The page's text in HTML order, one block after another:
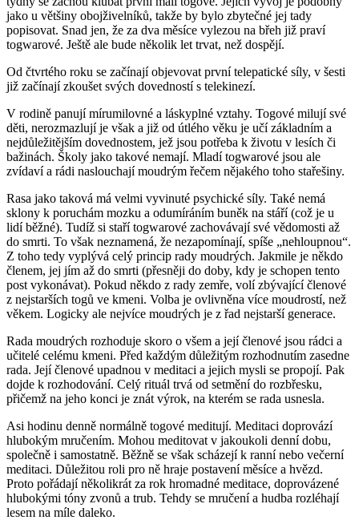
jako u většiny obojživelníků, takže by bylo zbytečné jej tady
popisovat. Snad jen, že za dva měsíce vylezou na břeh již praví
togwarové. Ještě ale bude několik let trvat, než dospějí.
Od čtvrtého roku se začínají objevovat první telepatické síly, v šesti
již začínají zkoušet svých dovedností s telekinezí.
V rodině panují mírumilovné a láskyplné vztahy. Togové milují své
děti, nerozmazlují je však a již od útlého věku je učí základním a
nejdůležitějším dovednostem, jež jsou potřeba k životu v lesích či
bažinách. Školy jako takové nemají. Mladí togwarové jsou ale
zvídaví a rádi naslouchají moudrým řečem nějakého toho stařešiny.
Rasa jako taková má velmi vyvinuté psychické síly. Také nemá
sklony k poruchám mozku a odumíráním buněk na stáří (což je u
lidí běžné). Tudíž si staří togwarové zachovávají své vědomosti až
do smrti. To však neznamená, že nezapomínají, spíše „nehloupnou“.
Z toho tedy vyplývá celý princip rady moudrých. Jakmile je někdo
členem, jej jím až do smrti (přesněji do doby, kdy je schopen tento
post vykonávat). Pokud někdo z rady zemře, volí zbývající členové
z nejstarších togů ve kmeni. Volba je ovlivněna více moudrostí, než
věkem. Logicky ale nejvíce moudrých je z řad nejstarší generace.
Rada moudrých rozhoduje skoro o všem a její členové jsou rádci a
učitelé celému kmeni. Před každým důležitým rozhodnutím zasedne
rada. Její členové upadnou v meditaci a jejich mysli se propojí. Pak
dojde k rozhodování. Celý rituál trvá od setmění do rozbřesku,
přičemž na jeho konci je znát výrok, na kterém se rada usnesla.
Asi hodinu denně normálně togové meditují. Meditaci doprovází
hlubokým mručením. Mohou meditovat v jakoukoli denní dobu,
společně i samostatně. Běžně se však scházejí k ranní nebo večerní
meditaci. Důležitou roli pro ně hraje postavení měsíce a hvězd.
Proto pořádají několikrát za rok hromadné meditace, doprovázené
hlubokými tóny zvonů a trub. Tehdy se mručení a hudba rozléhají
lesem na míle daleko.